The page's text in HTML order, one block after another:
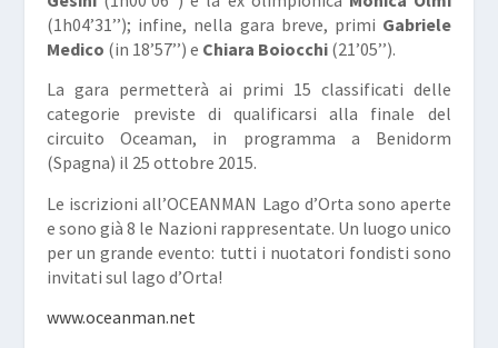
(1h04’31’’); infine, nella gara breve, primi Gabriele
Medico (in 18’57’’) e Chiara Boiocchi (21’05’’).
La gara permetterà ai primi 15 classificati delle
categorie previste di qualificarsi alla finale del
circuito Oceaman, in programma a Benidorm
(Spagna) il 25 ottobre 2015.
Le iscrizioni all’OCEANMAN Lago d’Orta sono aperte
e sono già 8 le Nazioni rappresentate. Un luogo unico
per un grande evento: tutti i nuotatori fondisti sono
invitati sul lago d’Orta!
www.oceanman.net